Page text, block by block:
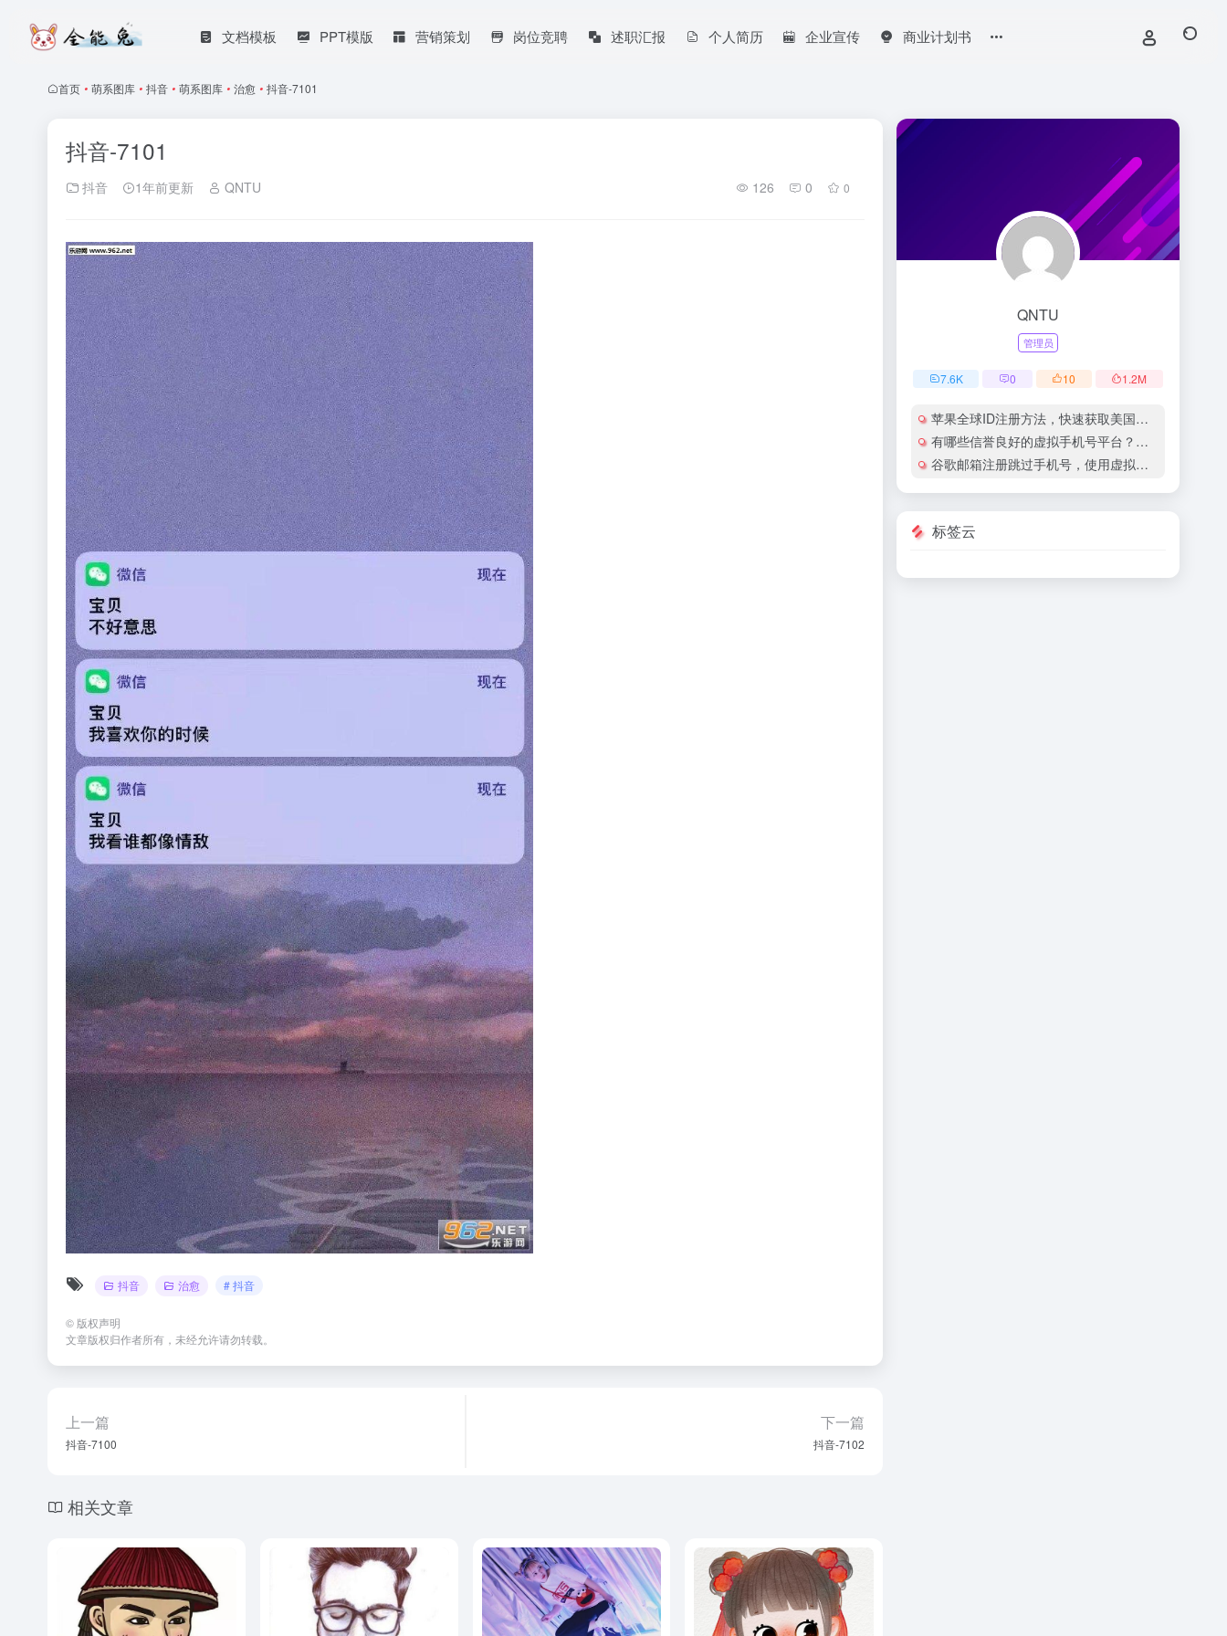
文档模板 PPT模版 营销策划 岗位竞聘 述职汇报 个人简历 企业宣传 商业计划书
首页 • 萌系图库 • 抖音 • 萌系图库 • 治愈 • 抖音-7101
抖音-7101
抖音 1年前更新 QNTU 126 0 0
抖音 治愈 # 抖音
© 版权声明
文章版权归作者所有，未经允许请勿转载。
上一篇
抖音-7100
下一篇
抖音-7102
相关文章
QNTU
管理员
7.6K 0 10 1.2M
苹果全球ID注册方法，快速获取美国地区苹果账号
有哪些信誉良好的虚拟手机号平台？有哪些平台提供国际虚拟手机号服务？
谷歌邮箱注册跳过手机号，使用虚拟手机号注册谷歌邮箱安全吗？
标签云